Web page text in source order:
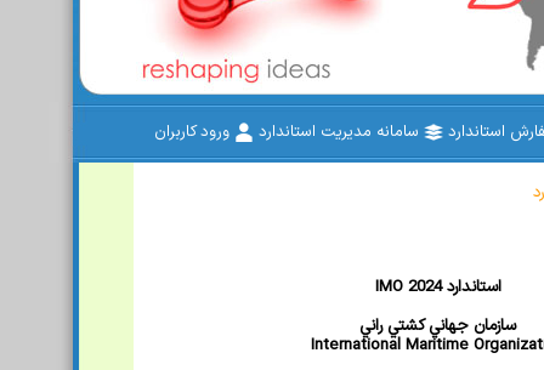
استاندارد سامانه مدیریت استاندارد ورود کاربران
IMO 2024 استاندارد
سازمان جهاني کشتي راني
International Maritime